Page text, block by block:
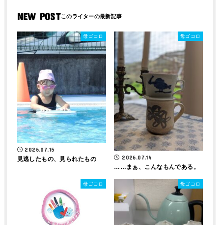
NEW POST
母ゴコロ
2026.07.15
見逃したもの、見られたもの
母ゴコロ
2026.07.14
……まぁ、こんなもんである。
母ゴコロ 母ゴコロ